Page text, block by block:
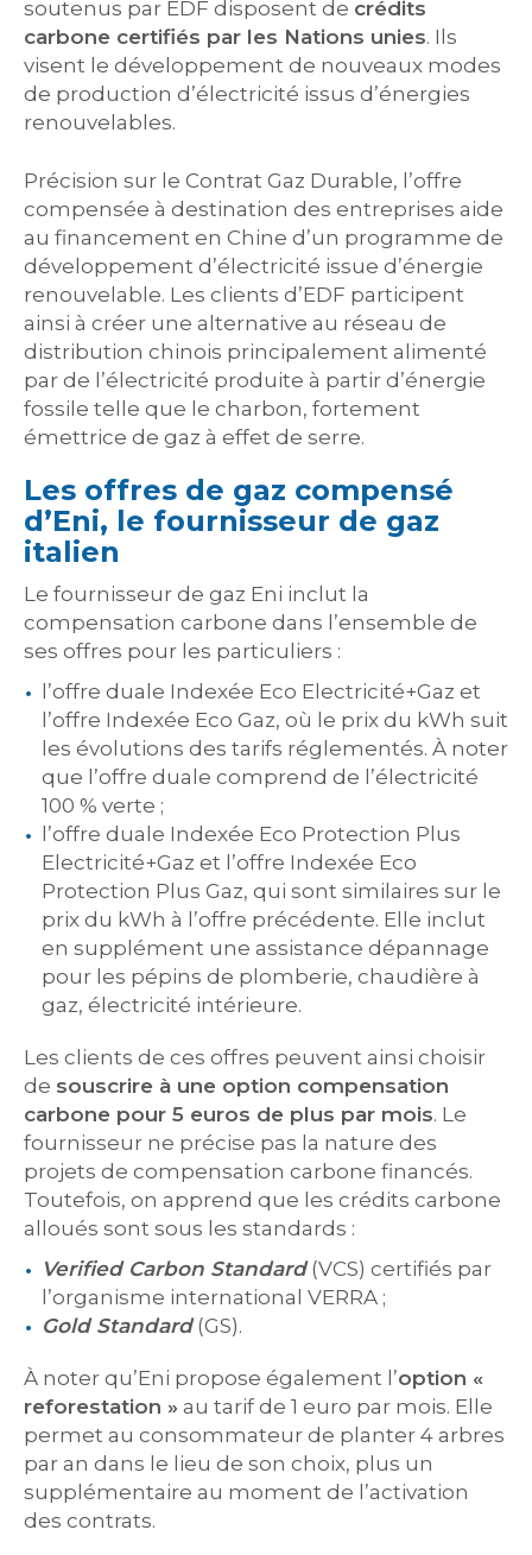
soutenus par EDF disposent de crédits
carbone certifiés par les Nations unies. Ils
visent le développement de nouveaux modes
de production d’électricité issus d’énergies
renouvelables.
Précision sur le Contrat Gaz Durable, l’offre
compensée à destination des entreprises aide
au financement en Chine d’un programme de
développement d’électricité issue d’énergie
renouvelable. Les clients d’EDF participent
ainsi à créer une alternative au réseau de
distribution chinois principalement alimenté
par de l’électricité produite à partir d’énergie
fossile telle que le charbon, fortement
émettrice de gaz à effet de serre.
Les offres de gaz compensé
d’Eni, le fournisseur de gaz
italien
Le fournisseur de gaz Eni inclut la
compensation carbone dans l’ensemble de
ses offres pour les particuliers :
l’offre duale Indexée Eco Electricité+Gaz et
l’offre Indexée Eco Gaz, où le prix du kWh suit
les évolutions des tarifs réglementés. À noter
que l’offre duale comprend de l’électricité
100 % verte ;
l’offre duale Indexée Eco Protection Plus
Electricité+Gaz et l’offre Indexée Eco
Protection Plus Gaz, qui sont similaires sur le
prix du kWh à l’offre précédente. Elle inclut
en supplément une assistance dépannage
pour les pépins de plomberie, chaudière à
gaz, électricité intérieure.
Les clients de ces offres peuvent ainsi choisir
de souscrire à une option compensation
carbone pour 5 euros de plus par mois. Le
fournisseur ne précise pas la nature des
projets de compensation carbone financés.
Toutefois, on apprend que les crédits carbone
alloués sont sous les standards :
Verified Carbon Standard(VCS) certifiés par
l’organisme international VERRA ;
Gold Standard(GS).
À noter qu’Eni propose également l’option «
reforestation » au tarif de 1 euro par mois. Elle
permet au consommateur de planter 4 arbres
par an dans le lieu de son choix, plus un
supplémentaire au moment de l’activation
des contrats.